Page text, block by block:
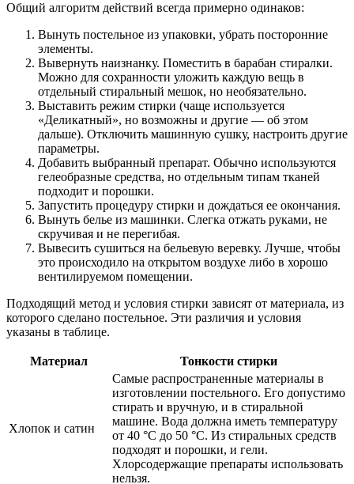
Общий алгоритм действий всегда примерно одинаков:
Вынуть постельное из упаковки, убрать посторонние
элементы.
Вывернуть наизнанку. Поместить в барабан стиралки.
Можно для сохранности уложить каждую вещь в
отдельный стиральный мешок, но необязательно.
Выставить режим стирки (чаще используется
«Деликатный», но возможны и другие — об этом
дальше). Отключить машинную сушку, настроить другие
параметры.
Добавить выбранный препарат. Обычно используются
гелеобразные средства, но отдельным типам тканей
подходит и порошки.
Запустить процедуру стирки и дождаться ее окончания.
Вынуть белье из машинки. Слегка отжать руками, не
скручивая и не перегибая.
Вывесить сушиться на бельевую веревку. Лучше, чтобы
это происходило на открытом воздухе либо в хорошо
вентилируемом помещении.
Подходящий метод и условия стирки зависят от материала, из
которого сделано постельное. Эти различия и условия
указаны в таблице.
Материал Тонкости стирки
Хлопок и сатин
Самые распространенные материалы в
изготовлении постельного. Его допустимо
стирать и вручную, и в стиральной
машине. Вода должна иметь температуру
от 40 °C до 50 °C. Из стиральных средств
подходят и порошки, и гели.
Хлорсодержащие препараты использовать
нельзя.